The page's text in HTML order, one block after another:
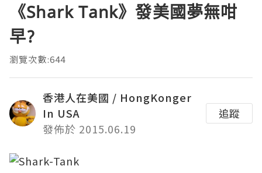
《Shark Tank》發美國夢無咁
早?
瀏覽次數:644
香港人在美國 / HongKonger
In USA
發佈於 2015.06.19
追蹤